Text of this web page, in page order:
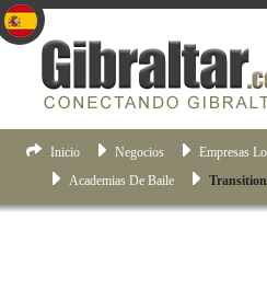
Inicio Negocios Empresas
Academias De Baile